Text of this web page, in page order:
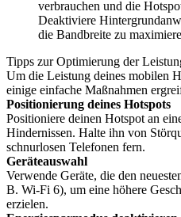
verbrauchen und die
Deaktiviere
die Bandbreite zu
Tipps zur Optimierung der
Um die Leistung deines mobilen
einige einfache Maßnahmen
Positionierung deines Hotspots
Positioniere deinen Hotspot an
Hindernissen. Halte ihn von
schnurlosen Telefonen fern.
Geräteauswahl
Verwende Geräte, die den
B. Wi-Fi 6), um eine höhere
erzielen.